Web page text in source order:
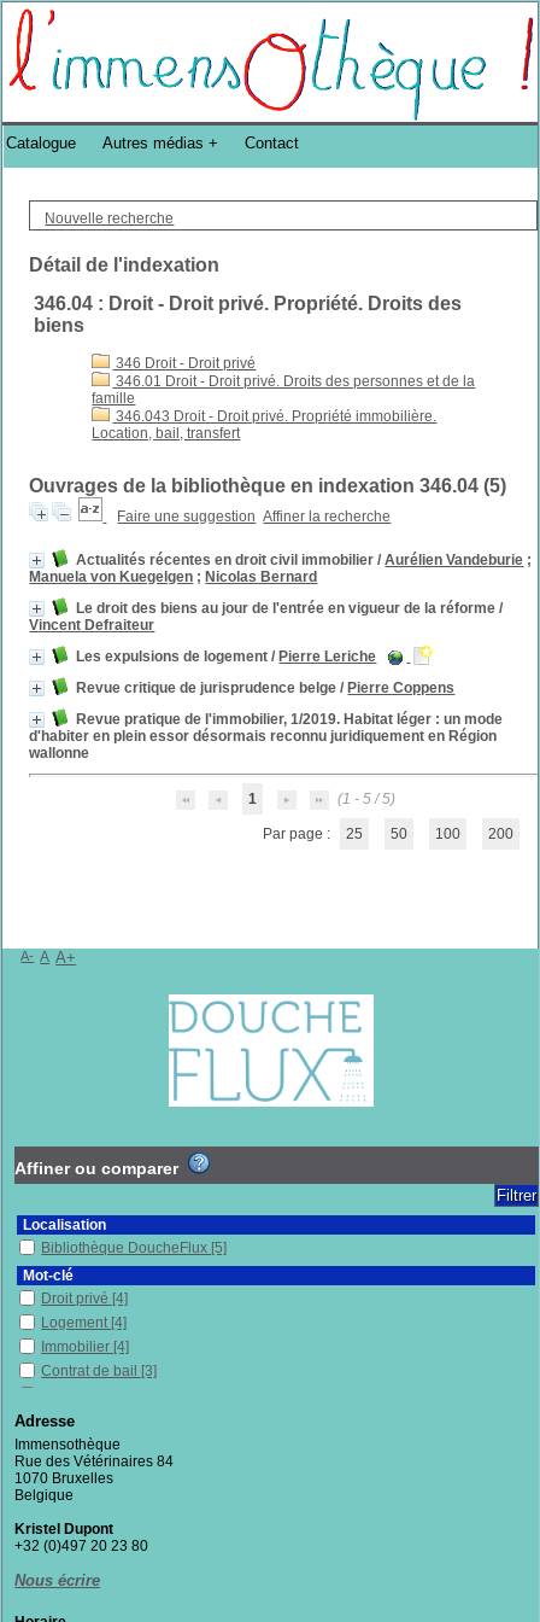
Bibliothèque DoucheFLUX Bibliotheek -->
Nouvelle recherche
Détail de l'indexation
346.04 : Droit - Droit privé. Propriété. Droits des
biens
346 Droit - Droit privé
346.01 Droit - Droit privé. Droits des personnes et de la
famille
346.043 Droit - Droit privé. Propriété immobilière.
Location, bail, transfert
Ouvrages de la bibliothèque en indexation 346.04 (5)
Faire une suggestion Affiner la recherche
Actualités récentes en droit civil immobilier /Aurélien Vandeburie ;
Manuela von Kuegelgen ; Nicolas Bernard
Le droit des biens au jour de l'entrée en vigueur de la réforme /
Vincent Defraiteur
Les expulsions de logement / Pierre Leriche
Revue critique de jurisprudence belge / Pierre Coppens
Revue pratique de l'immobilier, 1/2019. Habitat léger : un mode
d'habiter en plein essor désormais reconnu juridiquement en Région
wallonne
1 (1 - 5 / 5)
Par page : 25 50 100 200
Catalogue Autres médias Contact
A- A A+
Affiner ou comparer
Localisation
Bibliothèque DoucheFlux [5]
Mot-clé
Droit privé [4]
Logement [4]
Immobilier [4]
Contrat de bail
[3]
Belgique
Habitats alternatifs
Wallonie (Belgique)
Urbanisme
Droit civil[2]
Flandres (Belgique)
Expulsion
Adresse
Immensothèque
Rue des Vétérinaires 84
1070 Bruxelles
Belgique
Kristel Dupont
+32 (0)497 20 23 80
Nous écrire